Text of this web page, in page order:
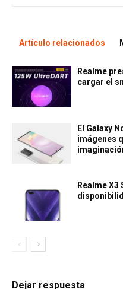
Artículo relacionados
Realme
cargar el
El Galaxy
imágenes
Realme
Dejar respuesta